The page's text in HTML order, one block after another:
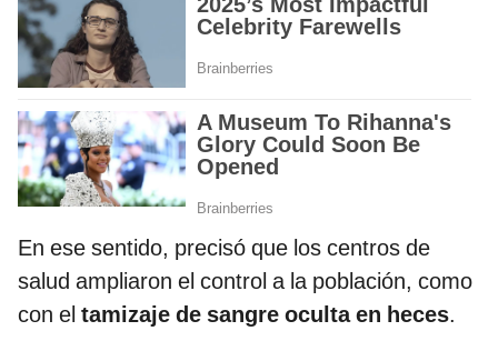
En ese sentido, precisó que los centros de
salud ampliaron el control a la población, como
con el tamizaje de sangre oculta en heces.